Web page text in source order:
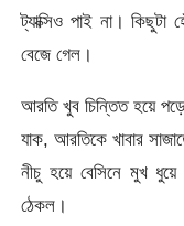
ট্যাক্সিও পাই না। কিছুটা
বেজে গেল।
আরতি খুব চিন্তিত হয়ে
যাক, আরতিকে খাবার
নীচু হয়ে বেসিনে মুখ
ঠেকল।